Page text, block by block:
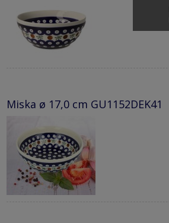
Miska ø 17,0 cm GU1152DEK41